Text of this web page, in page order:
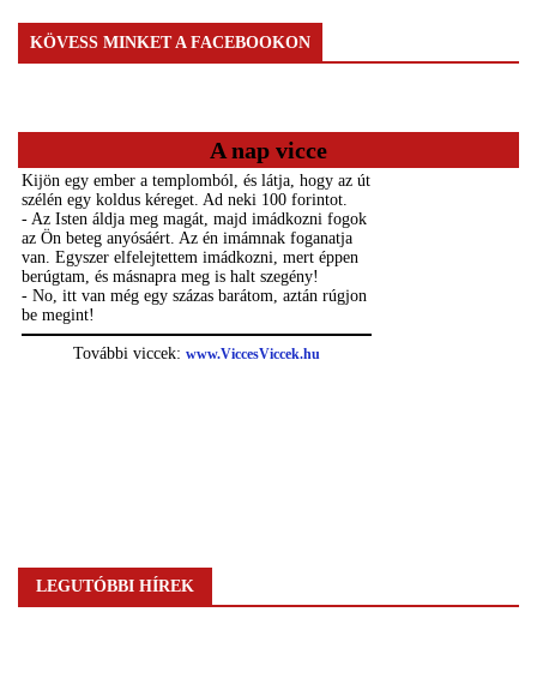
KÖVESS MINKET A FACEBOOKON
A nap vicce
LEGUTÓBBI HÍREK